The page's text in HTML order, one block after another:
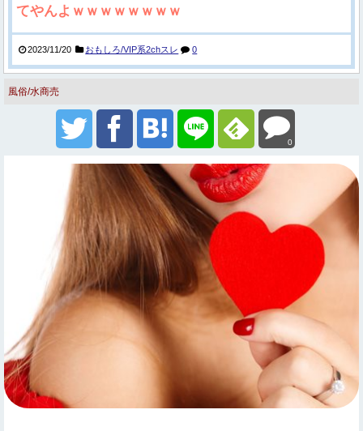
てやんよｗｗｗｗｗｗｗｗ
2023/11/20 おもしろ/VIP系2chスレ 0
風俗/水商売
0